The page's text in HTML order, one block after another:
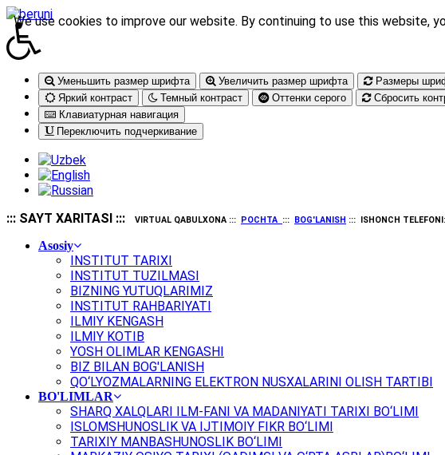
Уменьшить размер шрифта Увеличить размер шрифта
Размеры
Яркий контраст
Темный контраст Оттенки серого
Сбросить
Клавиатурная навигация
Переключить подчеркивание
::: SAYT XARITASI ::: VIRTUAL QABULXONA ::: POCHTA ::: BOG'LANISH ::: ISHONCH
Asosiy
INSTITUT TARIXI
INSTITUT TUZILMASI
BIZNING YUTUQLARIMIZ
INSTITUT RAHBARIYATI
ILMIY KENGASH
ILMIY KOTIB
YOSH OLIMLAR KENGASHI
BIZ BILAN BOG'LANISH
QO‘LYOZMALARNING ELEKTRON NUSXALARINI OLISH TARTIBI
BO'LIMLAR
SHARQ XALQLARI ILM-FANI VA MADANIYATI TARIXI BO‘LIMI
ISLOMSHUNOSLIK VA IJTIMOIY FIKR BO‘LIMI
TARIXIY MANBASHUNOSLIK BO‘LIMI
We use cookies to improve our website. By continuing to use this website,